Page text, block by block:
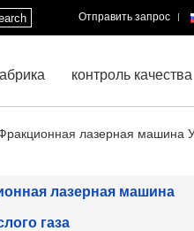
Отправить запрос |
контроль качества
Фракционная лазерная машина
лазерная машина
газа